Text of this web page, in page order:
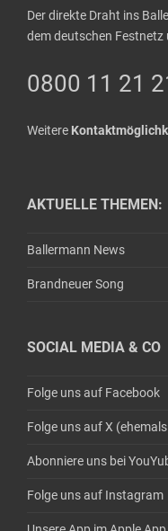
Der direkte Draht ins
dem deutschen
0800 11 21
Weitere
AKTUELLE THEMEN:
Ballermann News
Brandneuer Song
SOCIAL MEDIA & CO
Folge uns auf Facebook
Folge uns auf X
Abonniere uns bei
Folge uns auf Instagram